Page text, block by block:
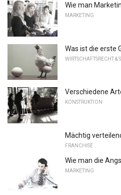
Wie man
MARKETING
Was ist die erste
WIRTSCHAFTSRECHT &
Verschiedene
KONSTRUKTION
Mächtig
FRANCHISE
Wie man die
MARKETING